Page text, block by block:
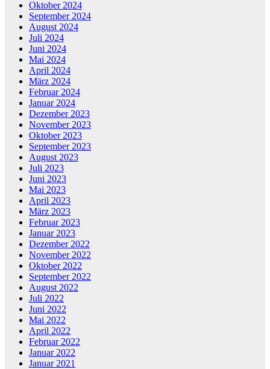
Oktober 2024
September 2024
August 2024
Juli 2024
Juni 2024
Mai 2024
April 2024
März 2024
Februar 2024
Januar 2024
Dezember 2023
November 2023
Oktober 2023
September 2023
August 2023
Juli 2023
Juni 2023
Mai 2023
April 2023
März 2023
Februar 2023
Januar 2023
Dezember 2022
November 2022
Oktober 2022
September 2022
August 2022
Juli 2022
Juni 2022
Mai 2022
April 2022
Februar 2022
Januar 2022
Januar 2021